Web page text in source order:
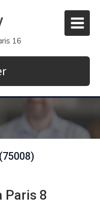
16
Paris 8